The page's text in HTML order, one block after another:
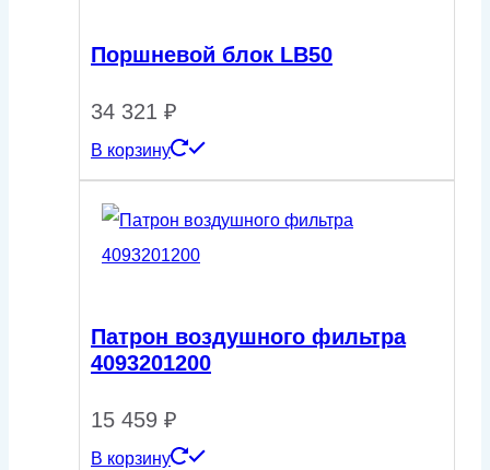
Поршневой блок LB50
34 321 ₽
В корзину
Патрон воздушного фильтра
4093201200
15 459 ₽
В корзину